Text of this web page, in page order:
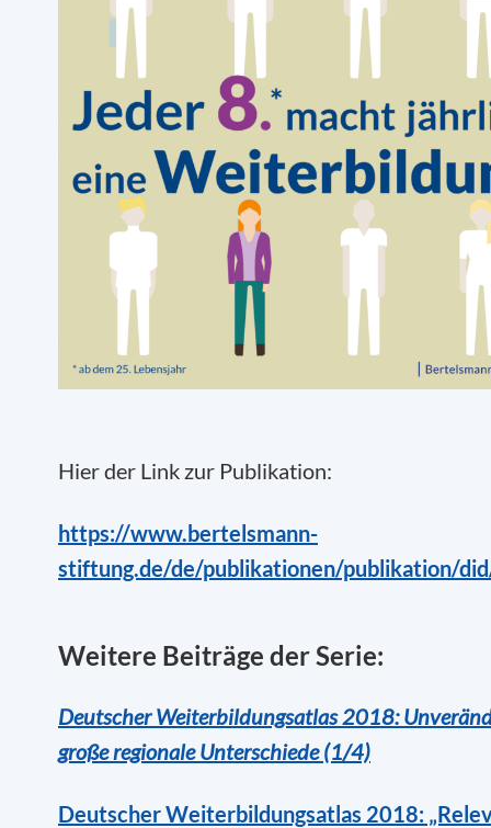
Hier der Link zur Publikation:
https://www.bertelsmann-
stiftung.de/de/publikationen/publikation/
Weitere Beiträge der Serie:
Deutscher Weiterbildungsatlas 2018:
große regionale Unterschiede (1/4)
Deutscher Weiterbildungsatlas 2018: